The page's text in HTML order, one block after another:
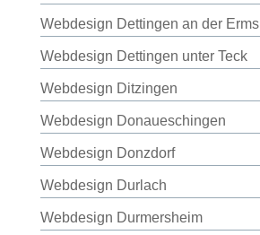
Webdesign Dettingen an der Erms
Webdesign Dettingen unter Teck
Webdesign Ditzingen
Webdesign Donaueschingen
Webdesign Donzdorf
Webdesign Durlach
Webdesign Durmersheim